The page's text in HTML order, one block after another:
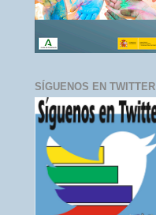
SÍGUENOS EN TWITTER